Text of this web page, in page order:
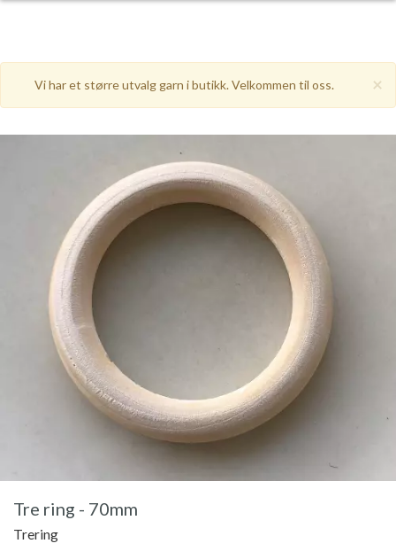
×
Vi har et større utvalg garn i butikk. Velkommen til oss.
Tre ring - 70mm
Trering